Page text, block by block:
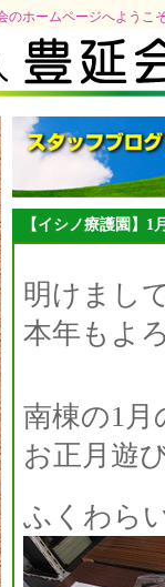
のホームページへようこ
【イシノ療護園】1
明けまし
本年もよ
南棟の1月
お正月遊
ふくわら